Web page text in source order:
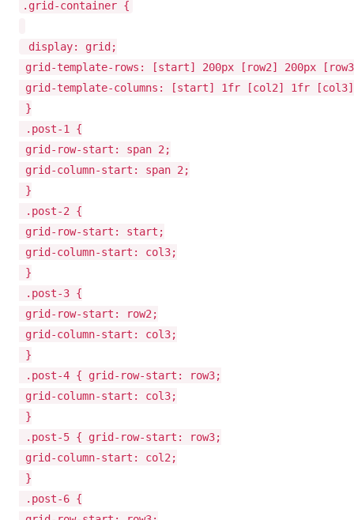
.grid-container {
display: grid;
grid-template-rows: [start] 200px [row2] 200px
grid-template-columns: [start] 1fr [col2] 1fr
}
.post-1 {
grid-row-start: span 2;
grid-column-start: span 2;
}
.post-2 {
grid-row-start: start;
grid-column-start: col3;
}
.post-3 {
grid-row-start: row2;
grid-column-start: col3;
}
.post-4 { grid-row-start: row3;
grid-column-start: col3;
}
.post-5 { grid-row-start: row3;
grid-column-start: col2;
}
.post-6 {